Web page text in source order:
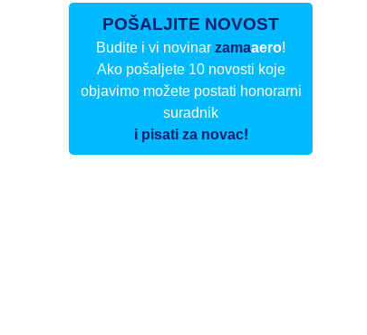
POŠALJITE NOVOST
Budite i vi novinarzamaaero!
Ako pošaljete 10 novosti koje
objavimo možete postati honorarni
suradnik
i pisati za novac!